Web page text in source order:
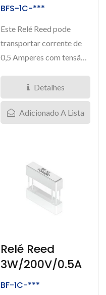
BFS-1C-***
Este Relé Reed pode
transportar corrente de
0,5 Amperes com tensão
em uma configuração...
Detalhes
Adicionado A Lista
Relé Reed
3W/200V/0.5A
BF-1C-***